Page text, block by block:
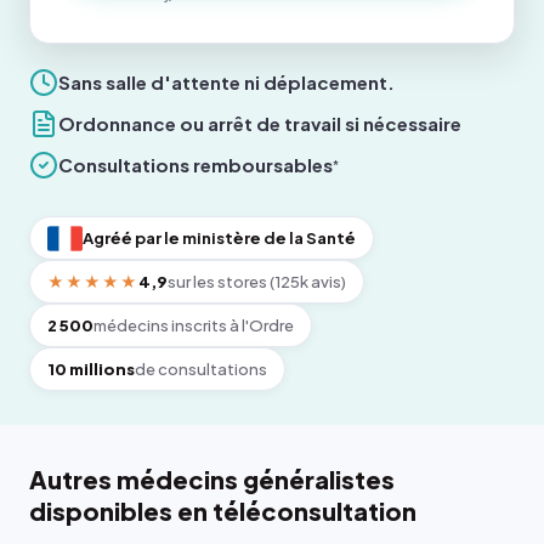
Sans salle d'attente ni déplacement.
Ordonnance ou arrêt de travail si nécessaire
Consultations remboursables*
Agréé par le ministère de la Santé
★★★★★ 4,9sur les stores (125k avis)
2 500médecins inscrits à l'Ordre
10 millionsde consultations
Autres médecins généralistes
disponibles en téléconsultation